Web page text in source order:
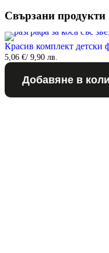
Свързани продукти
Красив комплект детски
5,06 €/ 9,90 лв.
Добавяне в